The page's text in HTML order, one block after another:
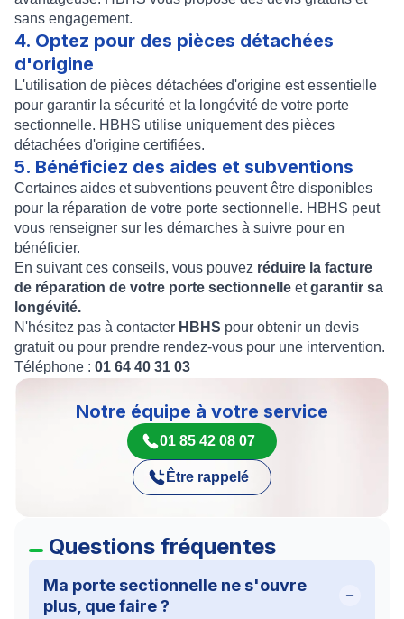
sans engagement.
4. Optez pour des pièces détachées
d'origine
L'utilisation de pièces détachées d'origine est essentielle
pour garantir la sécurité et la longévité de votre porte
sectionnelle. HBHS utilise uniquement des pièces
détachées d'origine certifiées.
5. Bénéficiez des aides et subventions
Certaines aides et subventions peuvent être disponibles
pour la réparation de votre porte sectionnelle. HBHS peut
vous renseigner sur les démarches à suivre pour en
bénéficier.
En suivant ces conseils, vous pouvez réduire la facture
de réparation de votre porte sectionnelle etgarantir sa
longévité.
N'hésitez pas à contacter HBHS pour obtenir un devis
gratuit ou pour prendre rendez-vous pour une intervention.
Téléphone : 01 64 40 31 03
Notre équipe à votre service
01 85 42 08 07
Être rappelé
Questions fréquentes
Ma porte sectionnelle ne s'ouvre
plus, que faire ?